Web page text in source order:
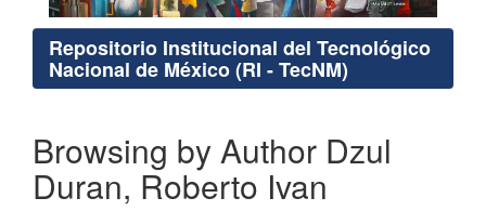
Repositorio Institucional del Tecnológico
Nacional de México (RI - TecNM)
Browsing by Author Dzul
Duran, Roberto Ivan